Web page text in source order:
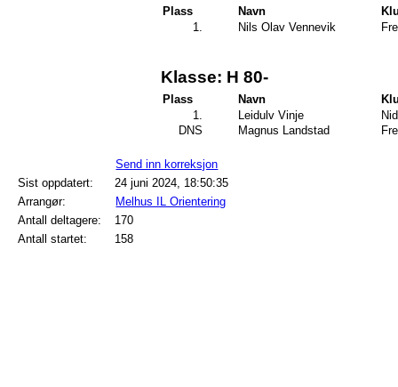
Plass Navn
1.
Nils Olav Vennevik
Klasse: H 80-
Plass Navn
1.
Leidulv Vinje
DNS
Magnus Landstad
Send inn korreksjon
Sist oppdatert:
24 juni 2024, 18:50:35
Arrangør:
Melhus IL Orientering
Antall deltagere:
170
Antall startet:
158